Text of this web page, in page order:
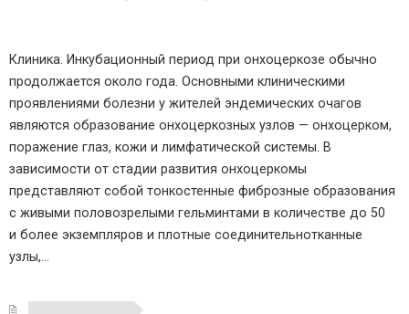
Клиника. Инкубационный период при онхоцеркозе обычно
продолжается около года. Основными клиническими
проявлениями болезни у жителей эндемических очагов
являются образование онхоцеркозных узлов — онхоцерком,
поражение глаз, кожи и лимфатической системы. В
зависимости от стадии развития онхоцеркомы
представляют собой тонкостенные фиброзные образования
с живыми половозрелыми гельминтами в количестве до 50
и более экземпляров и плотные соединительнотканные
узлы,…